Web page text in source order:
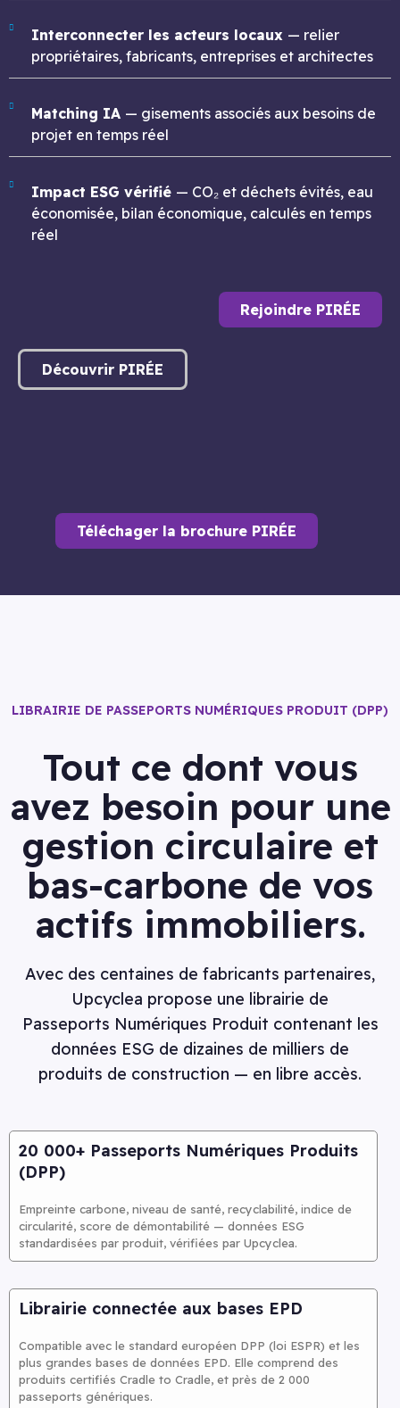
Interconnecter les acteurs locaux — relier
propriétaires, fabricants, entreprises et architectes
Matching IA — gisements associés aux besoins de
projet en temps réel
Impact ESG vérifié — CO₂ et déchets évités, eau
économisée, bilan économique, calculés en temps
réel
Rejoindre PIRÉE
Découvrir PIRÉE
Téléchager la brochure PIRÉE
LIBRAIRIE DE PASSEPORTS NUMÉRIQUES PRODUIT (DPP)
Tout ce dont vous
avez besoin pour une
gestion circulaire et
bas-carbone de vos
actifs immobiliers.
Avec des centaines de fabricants partenaires,
Upcyclea propose une librairie de
Passeports Numériques Produit contenant les
données ESG de dizaines de milliers de
produits de construction — en libre accès.
20 000+ Passeports Numériques Produits
(DPP)
Empreinte carbone, niveau de santé, recyclabilité, indice de
circularité, score de démontabilité — données ESG
standardisées par produit, vérifiées par Upcyclea.
Librairie connectée aux bases EPD
Compatible avec le standard européen DPP (loi ESPR) et les
plus grandes bases de données EPD. Elle comprend des
produits certifiés Cradle to Cradle, et près de 2 000
passeports génériques.